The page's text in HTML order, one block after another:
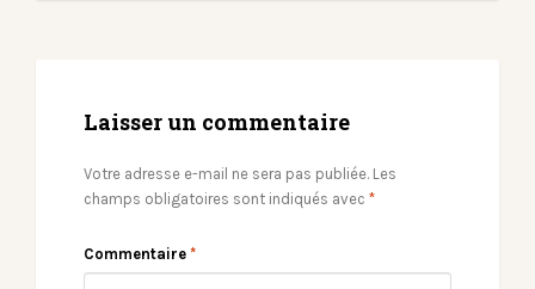
Laisser un commentaire
Votre adresse e-mail ne sera pas publiée. Les
champs obligatoires sont indiqués avec *
Commentaire *